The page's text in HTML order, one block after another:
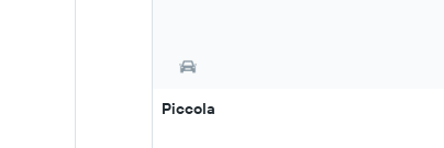
Piccola